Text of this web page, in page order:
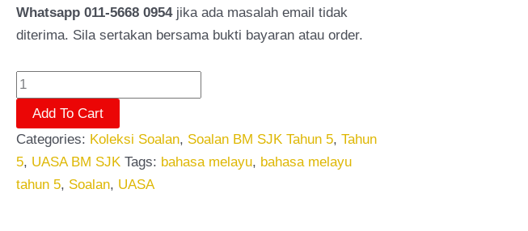
Whatsapp 011-5668 0954jika ada masalah email tidak
diterima. Sila sertakan bersama bukti bayaran atau order.
Add To Cart
Categories: Koleksi Soalan, Soalan BM SJK Tahun 5, Tahun
5, UASA BM SJK Tags: bahasa melayu, bahasa melayu
tahun 5, Soalan, UASA